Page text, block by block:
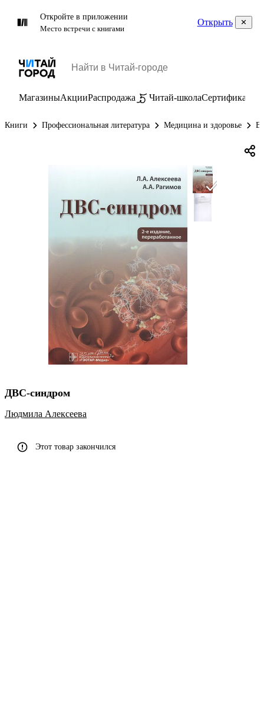
Откройте в приложении
Место встречи с книгами
Открыть
МагазиныАкцииРаспродажа Читай-школаСертификаты
Книги Профессиональная литература Медицина и здоровье
ДВС-синдром
Людмила Алексеева
Этот товар закончился